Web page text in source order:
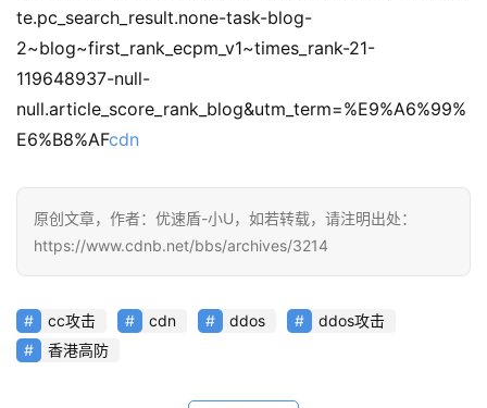
te.pc_search_result.none-task-blog-
2~blog~first_rank_ecpm_v1~times_rank-21-
119648937-null-
null.article_score_rank_blog&utm_term=%E9%A6%99%
E6%B8%AFcdn
原创文章，作者：优速盾-小U，如若转载，请注明出处：
https://www.cdnb.net/bbs/archives/3214
cc攻击 cdn ddos
ddos攻击
香港高防